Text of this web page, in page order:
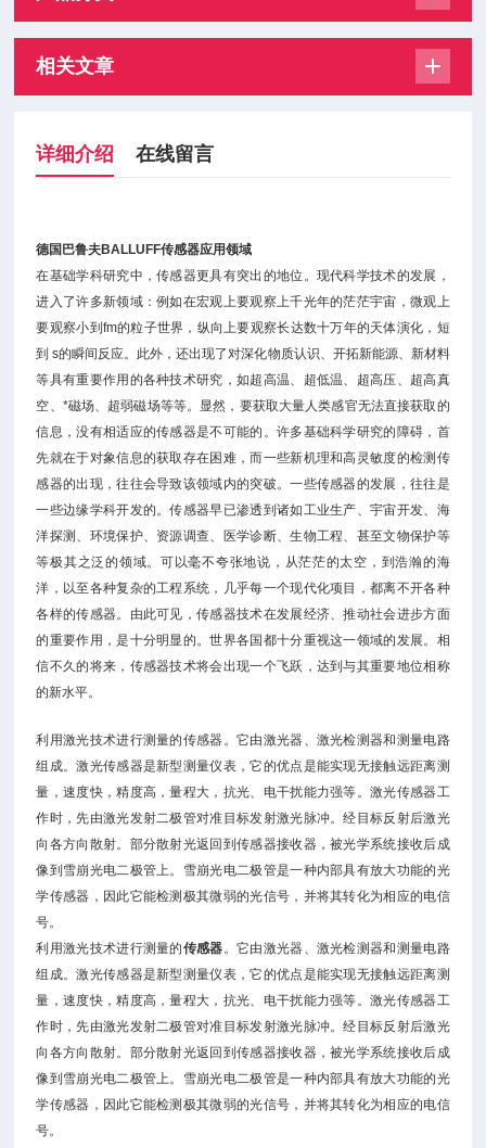
相关文章
详细介绍 在线留言
德国巴鲁夫BALLUFF传感器应用领域
在基础学科研究中，传感器更具有突出的地位。现代科学技术的发展，
进入了许多新领域：例如在宏观上要观察上千光年的茫茫宇宙，微观上
要观察小到fm的粒子世界，纵向上要观察长达数十万年的天体演化，短
到 s的瞬间反应。此外，还出现了对深化物质认识、开拓新能源、新材料
等具有重要作用的各种技术研究，如超高温、超低温、超高压、超高真
空、*磁场、超弱磁场等等。显然，要获取大量人类感官无法直接获取的
信息，没有相适应的传感器是不可能的。许多基础科学研究的障碍，首
先就在于对象信息的获取存在困难，而一些新机理和高灵敏度的检测传
感器的出现，往往会导致该领域内的突破。一些传感器的发展，往往是
一些边缘学科开发的。传感器早已渗透到诸如工业生产、宇宙开发、海
洋探测、环境保护、资源调查、医学诊断、生物工程、甚至文物保护等
等极其之泛的领域。可以毫不夸张地说，从茫茫的太空，到浩瀚的海
洋，以至各种复杂的工程系统，几乎每一个现代化项目，都离不开各种
各样的传感器。由此可见，传感器技术在发展经济、推动社会进步方面
的重要作用，是十分明显的。世界各国都十分重视这一领域的发展。相
信不久的将来，传感器技术将会出现一个飞跃，达到与其重要地位相称
的新水平。
利用激光技术进行测量的传感器。它由激光器、激光检测器和测量电路
组成。激光传感器是新型测量仪表，它的优点是能实现无接触远距离测
量，速度快，精度高，量程大，抗光、电干扰能力强等。激光传感器工
作时，先由激光发射二极管对准目标发射激光脉冲。经目标反射后激光
向各方向散射。部分散射光返回到传感器接收器，被光学系统接收后成
像到雪崩光电二极管上。雪崩光电二极管是一种内部具有放大功能的光
学传感器，因此它能检测极其微弱的光信号，并将其转化为相应的电信
号。
利用激光技术进行测量的传感器。它由激光器、激光检测器和测量电路
组成。激光传感器是新型测量仪表，它的优点是能实现无接触远距离测
量，速度快，精度高，量程大，抗光、电干扰能力强等。激光传感器工
作时，先由激光发射二极管对准目标发射激光脉冲。经目标反射后激光
向各方向散射。部分散射光返回到传感器接收器，被光学系统接收后成
像到雪崩光电二极管上。雪崩光电二极管是一种内部具有放大功能的光
学传感器，因此它能检测极其微弱的光信号，并将其转化为相应的电信
号。